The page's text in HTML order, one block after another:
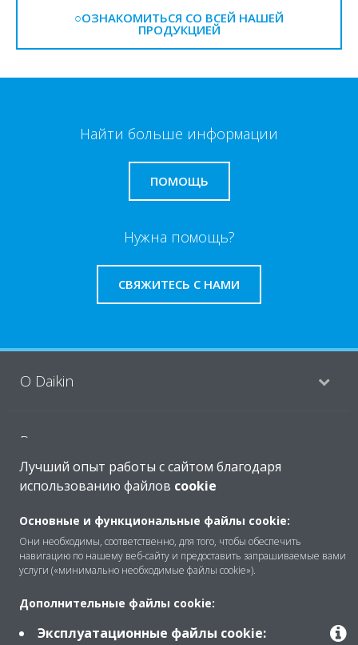
○ОЗНАКОМИТЬСЯ СО ВСЕЙ НАШЕЙ
ПРОДУКЦИЕЙ
Найти больше информации
ПОМОЩЬ
Нужна помощь?
СВЯЖИТЕСЬ С НАМИ
O Daikin
Решения
Продукты
Лучший опыт работы с сайтом благодаря
использованию файлов cookie
Основные и функциональные файлы cookie:
Они необходимы, соответственно, для того, чтобы обеспечить
навигацию по нашему веб-сайту и предоставить запрашиваемые вами
услуги («минимально необходимые файлы cookie»).
Дополнительные файлы cookie:
Эксплуатационные файлы cookie: